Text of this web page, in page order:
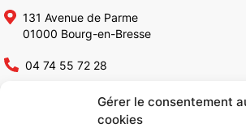
Gérer le consentement
cookies
131 Avenue de Parme
01000 Bourg-en-Bresse
04 74 55 72 28